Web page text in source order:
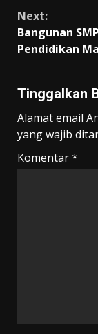
Next:
Bangunan
Pendidikan
Tinggalkan
Alamat email
yang wajib
Komentar*